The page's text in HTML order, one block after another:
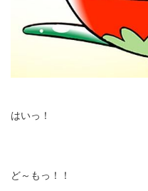
はいっ！
ど～もっ！！